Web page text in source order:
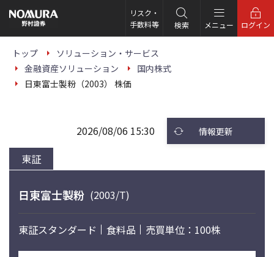
の
ー
リスク・
手数料等
検索 メニュー ログイン
トップ
ソリューション・サービス
金融資産ソリューション
国内株式
日東富士製粉（2003） 株価
東証
2026/08/06 15:30 情報更新
日東富士製粉 (2003/T)
東証スタンダード 食料品 売買単位：100株